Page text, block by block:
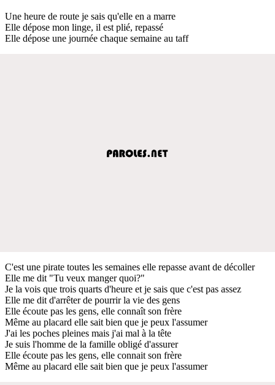
Une heure de route je sais qu'elle en a marre
Elle dépose mon linge, il est plié, repassé
Elle dépose une journée chaque semaine au taff
C'est une pirate toutes les semaines elle repasse avant de décoller
Elle me dit "Tu veux manger quoi?"
Je la vois que trois quarts d'heure et je sais que c'est pas assez
Elle me dit d'arrêter de pourrir la vie des gens
Elle écoute pas les gens, elle connaît son frère
Même au placard elle sait bien que je peux l'assumer
J'ai les poches pleines mais j'ai mal à la tête
Je suis l'homme de la famille obligé d'assurer
Elle écoute pas les gens, elle connait son frère
Même au placard elle sait bien que je peux l'assumer